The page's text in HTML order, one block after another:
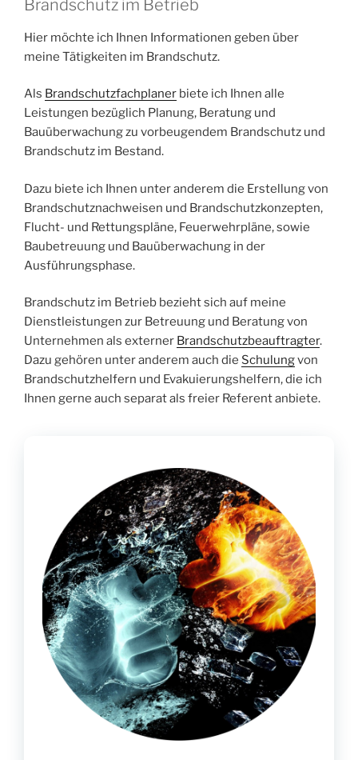
Brandschutz im Betrieb
Hier möchte ich Ihnen Informationen geben über
meine Tätigkeiten im Brandschutz.
Als Brandschutzfachplaner biete ich Ihnen alle
Leistungen bezüglich Planung, Beratung und
Bauüberwachung zu vorbeugendem Brandschutz und
Brandschutz im Bestand.
Dazu biete ich Ihnen unter anderem die Erstellung von
Brandschutznachweisen und Brandschutzkonzepten,
Flucht- und Rettungspläne, Feuerwehrpläne, sowie
Baubetreuung und Bauüberwachung in der
Ausführungsphase.
Brandschutz im Betrieb bezieht sich auf meine
Dienstleistungen zur Betreuung und Beratung von
Unternehmen als externer Brandschutzbeauftragter.
Dazu gehören unter anderem auch die Schulungvon
Brandschutzhelfern und Evakuierungshelfern, die ich
Ihnen gerne auch separat als freier Referent anbiete.